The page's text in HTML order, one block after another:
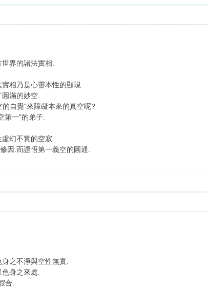
界的諸法實相.
相乃是心靈本性的顯現.
滿的妙空.
自覺"來障礙本來的真空呢?
第一"的弟子.
幻不實的空寂.
因.而證悟第一義空的圓通.
之不淨與空性無實.
身之來處.
合.